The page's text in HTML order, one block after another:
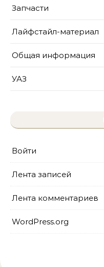
Запчасти
Лайфстайл-материал
Общая информация
УАЗ
Войти
Лента записей
Лента комментариев
WordPress.org